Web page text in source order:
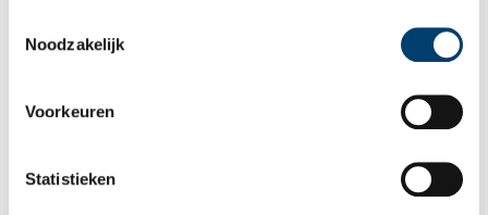
Noodzakelijk
Voorkeuren
Statistieken
Varen en vissen op de Westeinder
Aalsmeer is bekend als watersportcentrum. Maar wist je dat in